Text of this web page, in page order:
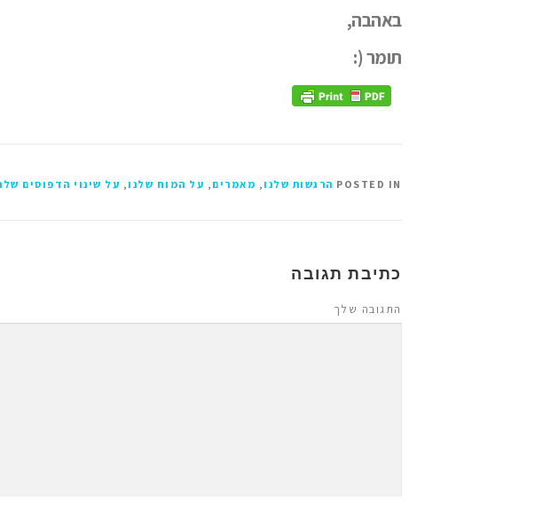
באהבה,
תומר (:
POSTED IN הרגשות שלנו , מאמרים , על המוח שלנו , על שינוי הדפוסים
כתיבת תגובה
התגובה שלך